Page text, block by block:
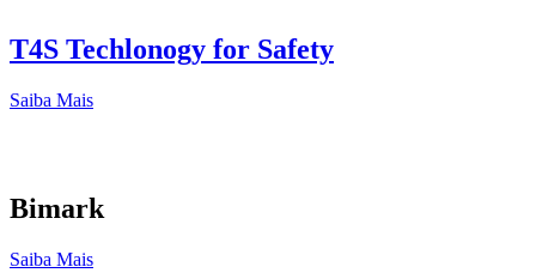
T4S Techlonogy for Safety
Saiba Mais
Bimark
Saiba Mais